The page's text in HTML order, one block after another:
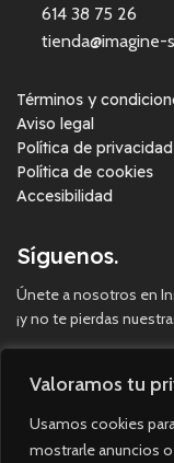
Valoramos tu
Usamos cookies
mostrarle anuncios
614 38 75 26
tienda@imagine-
Términos y
Aviso legal
Política de privacidad
Política de cookies
Accesibilidad
Síguenos.
Únete a nosotros en
¡y no te pierdas